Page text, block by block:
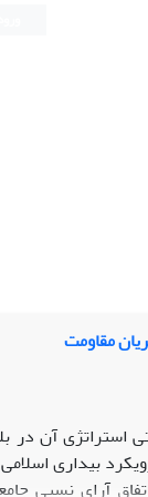
مقاومت
استراتژی آن در
بیداری
آرای نسبی